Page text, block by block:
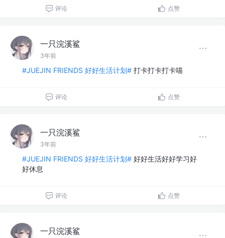
评论 点赞
一只浣溪鲨
3年前
#JUEJIN FRIENDS 好好生活计划# 打卡打卡打卡喵
评论 点赞
一只浣溪鲨
3年前
#JUEJIN FRIENDS 好好生活计划# 好好生活好好学习好
好休息
评论 点赞
一只浣溪鲨